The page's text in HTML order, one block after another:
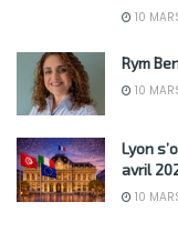
10
Rym
10
Lyon
avril
10